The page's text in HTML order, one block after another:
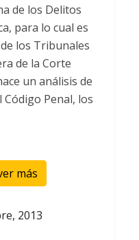
de los Delitos
para lo cual es
los Tribunales
de la Corte
un análisis de
Código Penal, los
más
2013